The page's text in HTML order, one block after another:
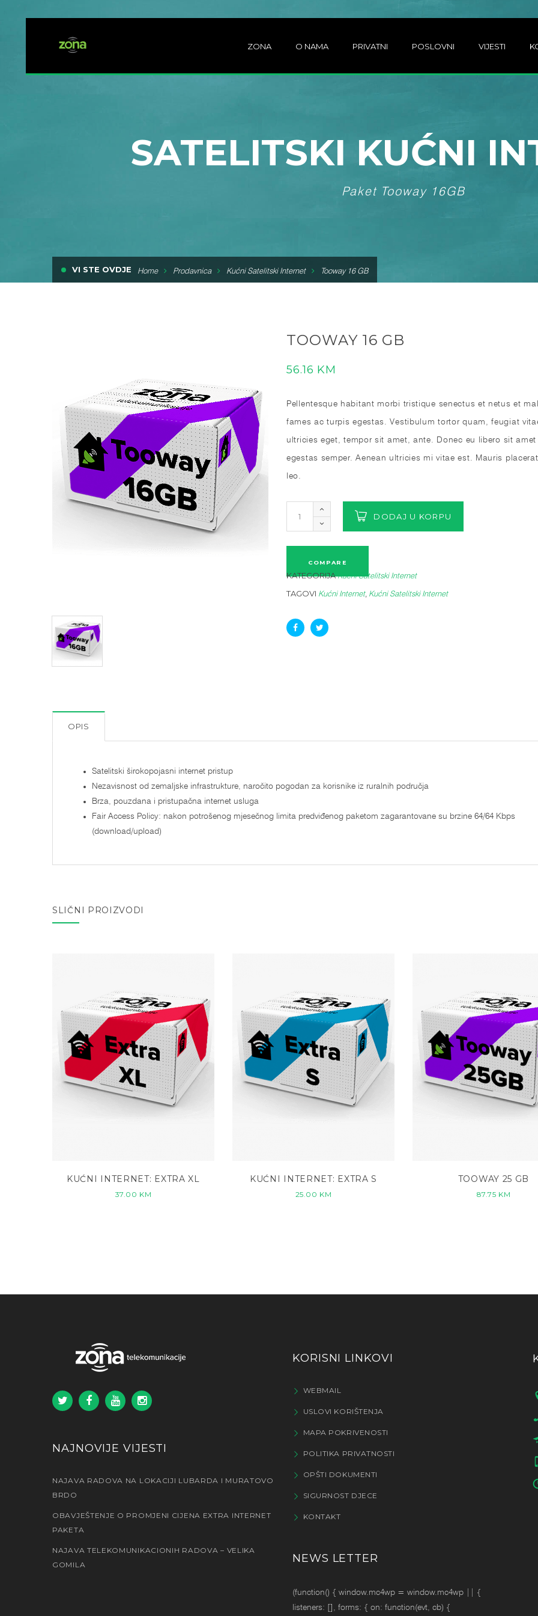
ZONA O NAMA PRIVATNI POSLOVNI VIJESTI
SATELITSKI KUĆNI
Paket Tooway 16GB
VI STE OVDJE Home Prodavnica Kućni Satelitski Internet Tooway 16 GB
TOOWAY 16 GB
56.16 KM
Pellentesque habitant morbi tristique senectus et netus et
fames ac turpis egestas. Vestibulum tortor quam, feugiat
ultricies eget, tempor sit amet, ante. Donec eu libero sit amet
egestas semper. Aenean ultricies mi vitae est. Mauris
leo.
DODAJ U KORPU
COMPARE
KATEGORIJA Kućni Satelitski Internet
TAGOVI Kućni Internet, Kućni Satelitski Internet
OPIS
Satelitski širokopojasni internet pristup
Nezavisnost od zemaljske infrastrukture, naročito pogodan za korisnike iz ruralnih područja
Brza, pouzdana i pristupačna internet usluga
Fair Access Policy: nakon potrošenog mjesečnog limita predviđenog paketom zagarantovane su brzine 64/64 Kbps
(download/upload)
SLIČNI PROIZVODI
KUĆNI INTERNET: EXTRA XL
37.00 KM
KUĆNI INTERNET: EXTRA S
25.00 KM
TOOWAY 25 GB
87.75 KM
NAJNOVIJE VIJESTI
NAJAVA RADOVA NA LOKACIJI LUBARDA I MURATOVO
BRDO
OBAVJEŠTENJE O PROMJENI CIJENA EXTRA INTERNET
PAKETA
NAJAVA TELEKOMUNIKACIONIH RADOVA – VELIKA
GOMILA
KORISNI LINKOVI
WEBMAIL
USLOVI KORIŠTENJA
MAPA POKRIVENOSTI
POLITIKA PRIVATNOSTI
OPŠTI DOKUMENTI
SIGURNOST DJECE
KONTAKT
NEWS LETTER